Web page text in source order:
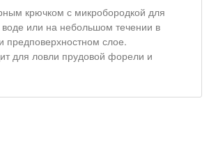
крючком с микробородкой для
воде или на небольшом течении в
предповерхностном слое.
для ловли прудовой форели и